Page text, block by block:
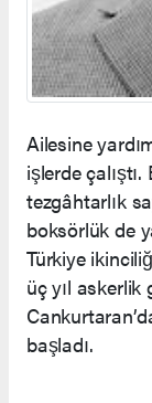
Ailesine
işlerde
tezgâhtarlık
boksörlük de
Türkiye
üç yıl askerlik
başladı.